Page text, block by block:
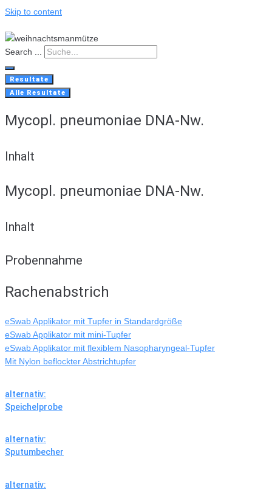
Skip to content
Search ...
Resultate
Alle Resultate
Mycopl. pneumoniae DNA-Nw.
Inhalt
Mycopl. pneumoniae DNA-Nw.
Inhalt
Probennahme
Rachenabstrich
eSwab Applikator mit Tupfer in Standardgröße
eSwab Applikator mit mini-Tupfer
eSwab Applikator mit flexiblem Nasopharyngeal-Tupfer
Mit Nylon beflockter Abstrichtupfer
alternativ:
Speichelprobe
alternativ:
Sputumbecher
alternativ: